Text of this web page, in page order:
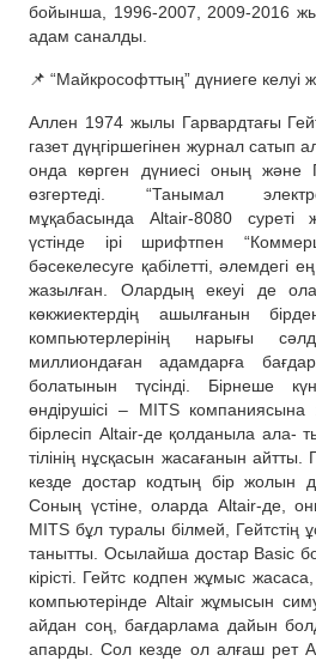
бойынша, 1996-2007, 2009-2016
адам саналды.
📌 “Майкрософттың” дүниеге келуі
Аллен 1974 жылы Гарвардтағы
газет дүңгіршегінен журнал
онда көрген дүниесі оның және
өзгертеді. “Танымал
мұқабасында Altair-8080
үстінде ірі шрифтпен
бәсекелесуге қабілетті, әлемдегі
жазылған. Олардың екеуі де
көкжиектердің ашылғанын
компьютерлерінің нарығы
миллиондаған адамдарға
болатынын түсінді. Бірнеше
өндірушісі – MITS
бірлесіп Altair-де қолданыла ала-
тілінің нұсқасын жасағанын
кезде достар кодтың бір жолын
Соның үстіне, оларда Altair-де,
MITS бұл туралы білмей,
танытты. Осылайша достар Basic
кірісті. Гейтс кодпен жұмыс
компьютерінде Altair жұмысын
айдан соң, бағдарлама дайын
апарды. Сол кезде ол алғаш рет